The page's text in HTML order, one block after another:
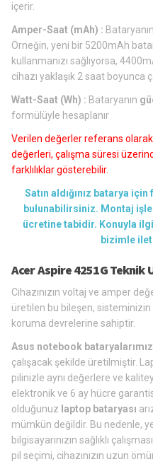
içerir.
Amper-Saat (mAh) : Bataryanın
Örneğin, yeni bir 5200mAh
kullanmanızı sağlıyorsa,
cihazı yaklaşık 2 saat boyunca
Watt-Saat (Wh) : Bataryanın
formülüyle hesaplanır
Verilen değerler referans olarak
değerleri, çalışma süresi
farklılıklar gösterebilir.
Satın aldığınız batarya
bulunabilirsiniz. Montaj
ücretine tabidir. Konuyla
bizimle
Acer Aspire 4251G Teknik
Cihazınızın voltaj ve amper
üretilen bu bileşen, sisteminizin
koruma devrelerine sahiptir.
Asus notebook bataryalarımız
çalışacak şekilde üretilmiştir.
pilinizle aynı değerlere ve
elektronik ve 6 ay hücre
olduğunuz laptop bataryası
mümkün değildir. Bu nedenle,
bilgisayarınızın sağlıklı
pil seçimi, cihazınızın uzun